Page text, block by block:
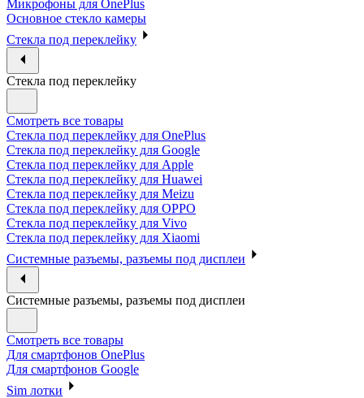
Микрофоны для OnePlus
Основное стекло камеры
Стекла под переклейку
Стекла под переклейку
Смотреть все товары
Стекла под переклейку для OnePlus
Стекла под переклейку для Google
Стекла под переклейку для Apple
Стекла под переклейку для Huawei
Стекла под переклейку для Meizu
Стекла под переклейку для OPPO
Стекла под переклейку для Vivo
Стекла под переклейку для Xiaomi
Системные разъемы, разъемы под дисплеи
Системные разъемы, разъемы под дисплеи
Смотреть все товары
Для смартфонов OnePlus
Для смартфонов Google
Sim лотки